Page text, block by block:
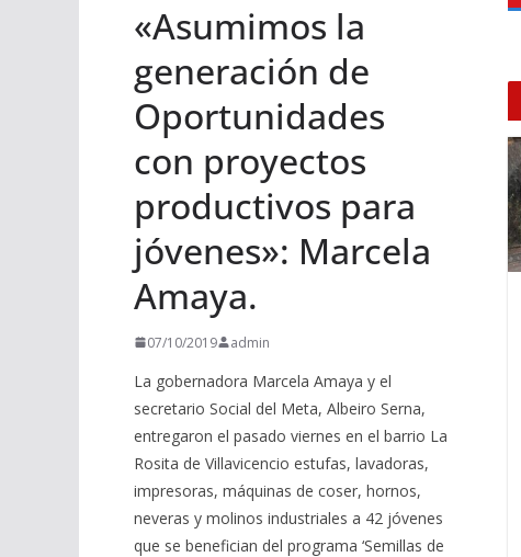
«Asumimos la
generación de
Oportunidades
con proyectos
productivos para
jóvenes»: Marcela
Amaya.
07/10/2019 admin
La gobernadora Marcela Amaya y el
secretario Social del Meta, Albeiro Serna,
entregaron el pasado viernes en el barrio La
Rosita de Villavicencio estufas, lavadoras,
impresoras, máquinas de coser, hornos,
neveras y molinos industriales a 42 jóvenes
que se benefician del programa ‘Semillas de